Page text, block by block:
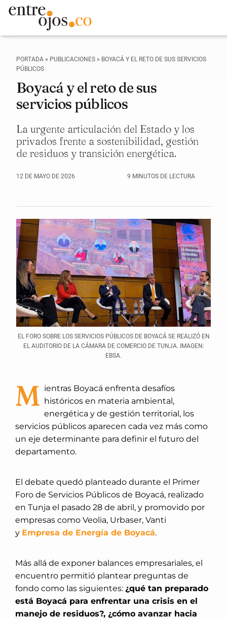
PORTADA » PUBLICACIONES » BOYACÁ Y EL RETO DE SUS SERVICIOS
PÚBLICOS
Boyacá y el reto de sus
servicios públicos
La urgente articulación del Estado y los
privados frente a sostenibilidad, gestión
de residuos y transición energética.
12 DE MAYO DE 2026 9 MINUTOS DE LECTURA
EL FORO SOBRE LOS SERVICIOS PÚBLICOS DE BOYACÁ SE REALIZÓ EN
EL AUDITORIO DE LA CÁMARA DE COMERCIO DE TUNJA. IMAGEN:
EBSA.
M ientras Boyacá enfrenta desafíos
históricos en materia ambiental,
energética y de gestión territorial, los
servicios públicos aparecen cada vez más como
un eje determinante para definir el futuro del
departamento.
El debate quedó planteado durante el Primer
Foro de Servicios Públicos de Boyacá, realizado
en Tunja el pasado 28 de abril, y promovido por
empresas como Veolia, Urbaser, Vanti
y Empresa de Energía de Boyacá.
Más allá de exponer balances empresariales, el
encuentro permitió plantear preguntas de
fondo como las siguientes: ¿qué tan preparado
está Boyacá para enfrentar una crisis en el
manejo de residuos?, ¿cómo avanzar hacia